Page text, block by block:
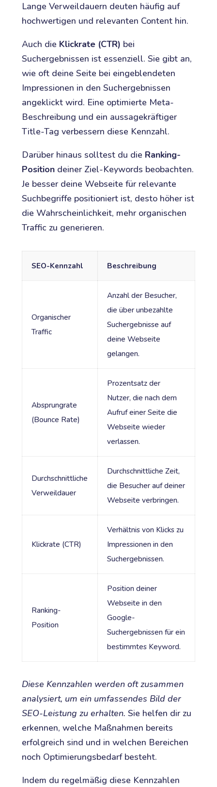
Lange Verweildauern deuten häufig auf
hochwertigen und relevanten Content hin.
Auch die Klickrate (CTR) bei
Suchergebnissen ist essenziell. Sie gibt an,
wie oft deine Seite bei eingeblendeten
Impressionen in den Suchergebnissen
angeklickt wird. Eine optimierte Meta-
Beschreibung und ein aussagekräftiger
Title-Tag verbessern diese Kennzahl.
Darüber hinaus solltest du die Ranking-
Positiondeiner Ziel-Keywords beobachten.
Je besser deine Webseite für relevante
Suchbegriffe positioniert ist, desto höher ist
die Wahrscheinlichkeit, mehr organischen
Traffic zu generieren.
SEO-Kennzahl Beschreibung
Organischer
Traffic
Anzahl der Besucher,
die über unbezahlte
Suchergebnisse auf
deine Webseite
gelangen.
Absprungrate
(Bounce Rate)
Prozentsatz der
Nutzer, die nach dem
Aufruf einer Seite die
Webseite wieder
verlassen.
Durchschnittliche
Verweildauer
Durchschnittliche Zeit,
die Besucher auf deiner
Webseite verbringen.
Klickrate (CTR)
Verhältnis von Klicks zu
Impressionen in den
Suchergebnissen.
Ranking-
Position
Position deiner
Webseite in den
Google-
Suchergebnissen für ein
bestimmtes Keyword.
Diese Kennzahlen werden oft zusammen
analysiert, um ein umfassendes Bild der
SEO-Leistung zu erhalten. Sie helfen dir zu
erkennen, welche Maßnahmen bereits
erfolgreich sind und in welchen Bereichen
noch Optimierungsbedarf besteht.
Indem du regelmäßig diese Kennzahlen